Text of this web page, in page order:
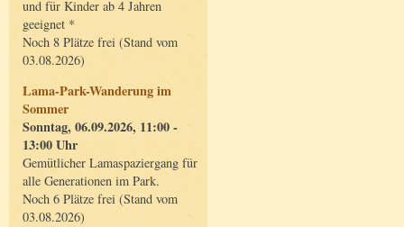
und für Kinder ab 4 Jahren
geeignet *
Noch 8 Plätze frei (Stand vom
03.08.2026)
Lama-Park-Wanderung im
Sommer
Sonntag, 06.09.2026, 11:00 -
13:00 Uhr
Gemütlicher Lamaspaziergang für
alle Generationen im Park.
Noch 6 Plätze frei (Stand vom
03.08.2026)